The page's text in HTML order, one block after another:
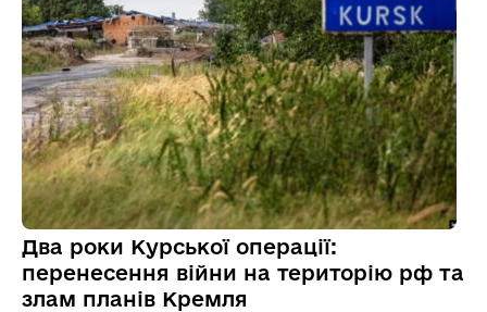
Два роки Курської операції:
перенесення війни на територію рф та
злам планів Кремля